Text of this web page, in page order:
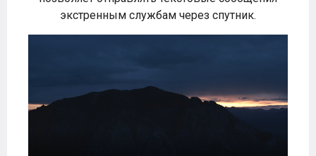
экстренным службам через спутник.